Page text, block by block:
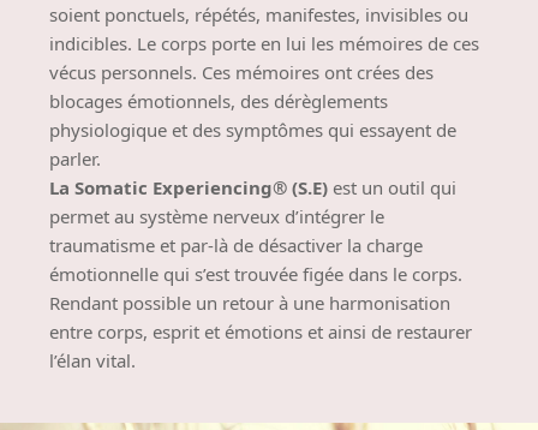
soient ponctuels, répétés, manifestes, invisibles ou
indicibles. Le corps porte en lui les mémoires de ces
vécus personnels. Ces mémoires ont crées des
blocages émotionnels, des dérèglements
physiologique et des symptômes qui essayent de
parler.
La Somatic Experiencing® (S.E) est un outil qui
permet au système nerveux d’intégrer le
traumatisme et par-là de désactiver la charge
émotionnelle qui s’est trouvée figée dans le corps.
Rendant possible un retour à une harmonisation
entre corps, esprit et émotions et ainsi de restaurer
l’élan vital.